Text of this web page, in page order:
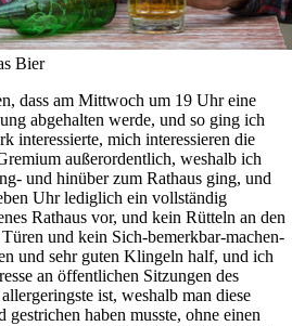
Bier
dass am Mittwoch um 19 Uhr eine
abgehalten werde, und so ging ich
interessierte, mich interessieren die
außerordentlich, weshalb ich
und hinüber zum Rathaus ging, und
Uhr lediglich ein vollständig
Rathaus vor, und kein Rütteln an den
und kein Sich-bemerkbar-machen-
und sehr guten Klingeln half, und ich
an öffentlichen Sitzungen des
ist, weshalb man diese
gestrichen haben musste, ohne einen